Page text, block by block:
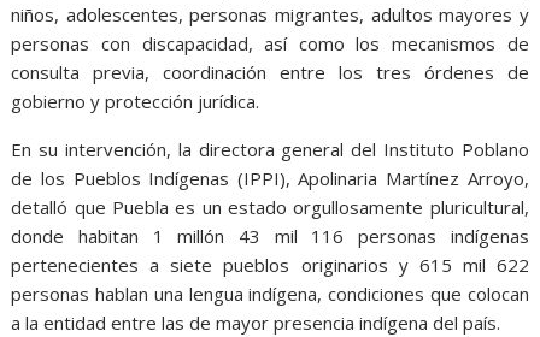
niños, adolescentes, personas migrantes, adultos mayores y
personas con discapacidad, así como los mecanismos de
consulta previa, coordinación entre los tres órdenes de
gobierno y protección jurídica.
En su intervención, la directora general del Instituto Poblano
de los Pueblos Indígenas (IPPI), Apolinaria Martínez Arroyo,
detalló que Puebla es un estado orgullosamente pluricultural,
donde habitan 1 millón 43 mil 116 personas indígenas
pertenecientes a siete pueblos originarios y 615 mil 622
personas hablan una lengua indígena, condiciones que colocan
a la entidad entre las de mayor presencia indígena del país.